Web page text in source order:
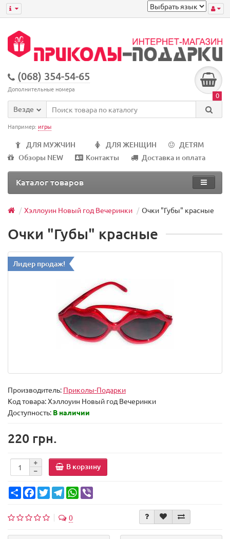
(068) 354-54-65
Дополнительные номера
0
Везде
Например: игры
ДЛЯ МУЖЧИН ДЛЯ ЖЕНЩИН
ДЕТЯМ
Обзоры NEW
Контакты Доставка и оплата
Каталог товаров
Хэллоуин Новый год Вечеринки Очки "Губы" красные
Очки "Губы" красные
Лидер продаж!
Производитель: Приколы-Подарки
Код товара:Хэллоуин Новый год Вечеринки
Доступность: В наличии
220 грн.
В корзину
Share FacebookTwitterTelegramWhatsApp
0